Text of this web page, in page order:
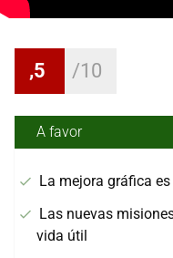
,5
A favor
La mejora gráfica
Las nuevas
vida útil